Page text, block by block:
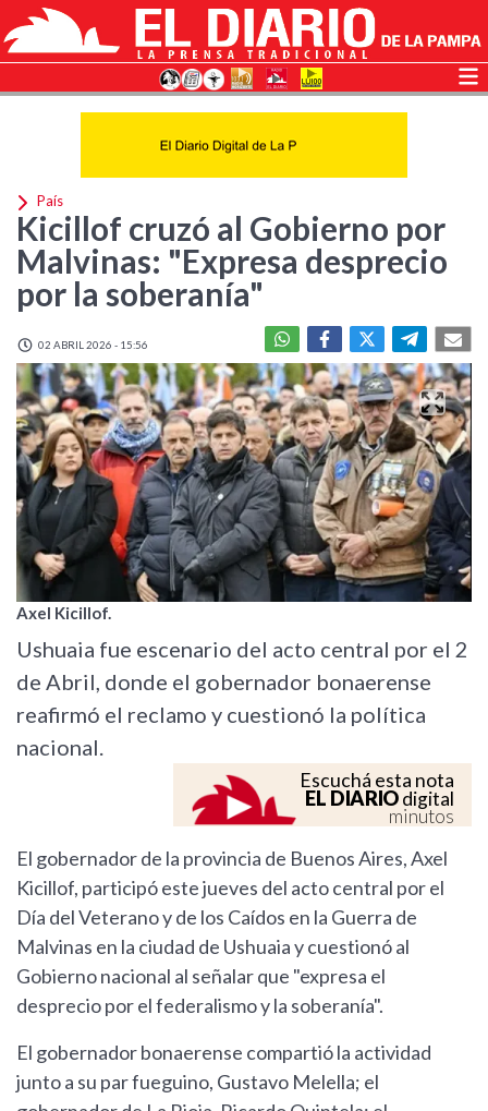
País
Kicillof cruzó al Gobierno por
Malvinas: "Expresa desprecio
por la soberanía"
02 ABRIL 2026 - 15:56
Axel Kicillof.
Ushuaia fue escenario del acto central por el 2
de Abril, donde el gobernador bonaerense
reafirmó el reclamo y cuestionó la política
nacional.
Escuchá esta nota
EL DIARIOdigital
minutos
El gobernador de la provincia de Buenos Aires, Axel
Kicillof, participó este jueves del acto central por el
Día del Veterano y de los Caídos en la Guerra de
Malvinas en la ciudad de Ushuaia y cuestionó al
Gobierno nacional al señalar que "expresa el
desprecio por el federalismo y la soberanía".
El gobernador bonaerense compartió la actividad
junto a su par fueguino, Gustavo Melella; el